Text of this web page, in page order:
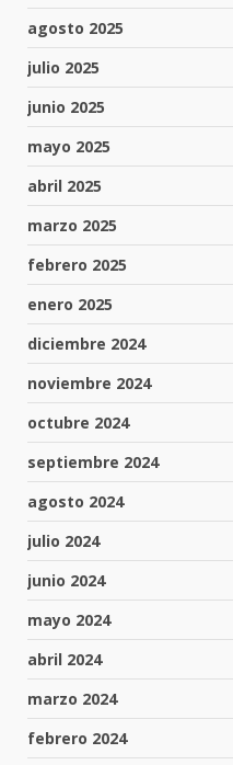
agosto 2025
julio 2025
junio 2025
mayo 2025
abril 2025
marzo 2025
febrero 2025
enero 2025
diciembre 2024
noviembre 2024
octubre 2024
septiembre 2024
agosto 2024
julio 2024
junio 2024
mayo 2024
abril 2024
marzo 2024
febrero 2024